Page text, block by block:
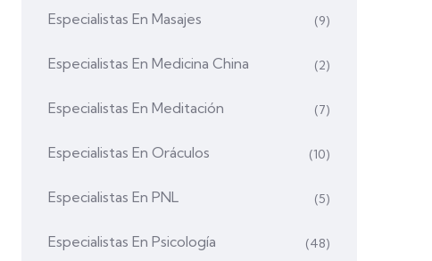
Especialistas En Masajes (9)
Especialistas En Medicina China (2)
Especialistas En Meditación (7)
Especialistas En Oráculos (10)
Especialistas En PNL (5)
Especialistas En Psicología (48)